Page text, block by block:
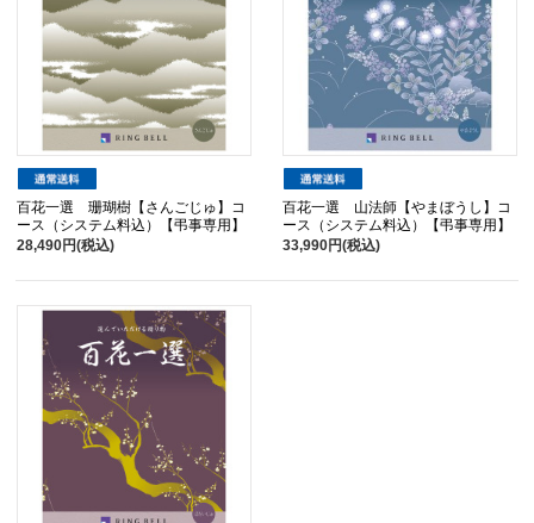
百花一選 珊瑚樹【さんごじゅ】コ
ース（システム料込）【弔事専用】
28,490円(税込)
百花一選 山法師【やまぼうし】コ
ース（システム料込）【弔事専用】
33,990円(税込)